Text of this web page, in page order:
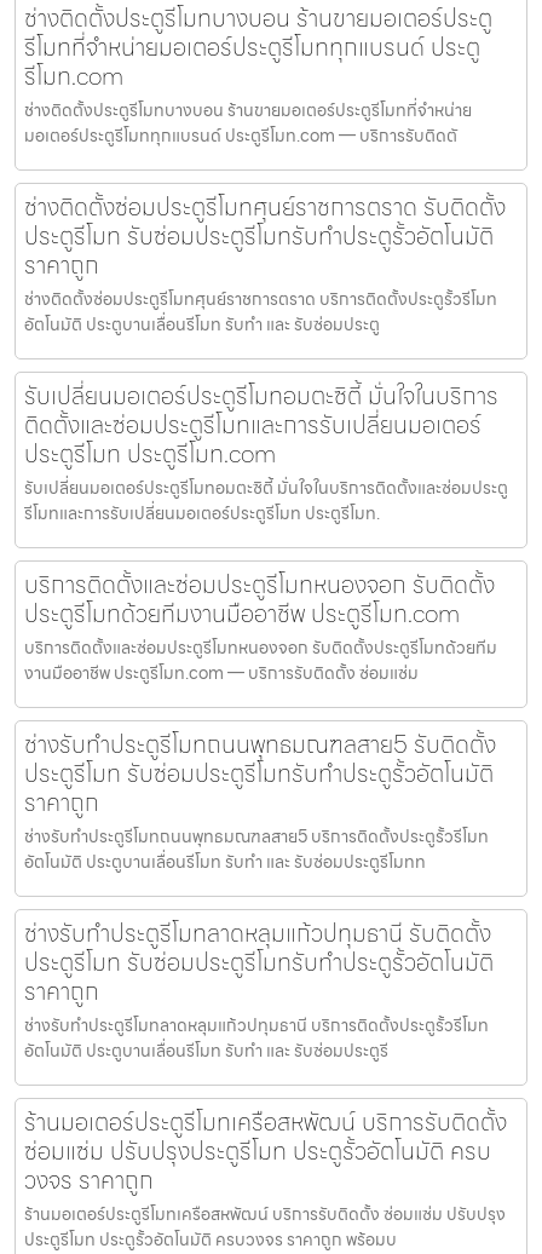
ช่างติดตั้งประตูรีโมทบางบอน ร้านขายมอเตอร์ประตู
รีโมทที่จำหน่ายมอเตอร์ประตูรีโมททุกแบรนด์ ประตู
รีโมท.com
ช่างติดตั้งประตูรีโมทบางบอน ร้านขายมอเตอร์ประตูรีโมทที่จำหน่าย
มอเตอร์ประตูรีโมททุกแบรนด์ ประตูรีโมท.com — บริการรับติดตั
ช่างติดตั้งซ่อมประตูรีโมทศุนย์ราชการตราด รับติดตั้ง
ประตูรีโมท รับซ่อมประตูรีโมทรับทำประตูรั้วอัตโนมัติ
ราคาถูก
ช่างติดตั้งซ่อมประตูรีโมทศุนย์ราชการตราด บริการติดตั้งประตูรั้วรีโมท
อัตโนมัติ ประตูบานเลื่อนรีโมท รับทำ และ รับซ่อมประตู
รับเปลี่ยนมอเตอร์ประตูรีโมทอมตะซิตี้ มั่นใจในบริการ
ติดตั้งและซ่อมประตูรีโมทและการรับเปลี่ยนมอเตอร์
ประตูรีโมท ประตูรีโมท.com
รับเปลี่ยนมอเตอร์ประตูรีโมทอมตะซิตี้ มั่นใจในบริการติดตั้งและซ่อมประตู
รีโมทและการรับเปลี่ยนมอเตอร์ประตูรีโมท ประตูรีโมท.
บริการติดตั้งและซ่อมประตูรีโมทหนองจอก รับติดตั้ง
ประตูรีโมทด้วยทีมงานมืออาชีพ ประตูรีโมท.com
บริการติดตั้งและซ่อมประตูรีโมทหนองจอก รับติดตั้งประตูรีโมทด้วยทีม
งานมืออาชีพ ประตูรีโมท.com — บริการรับติดตั้ง ซ่อมแซ่ม
ช่างรับทำประตูรีโมทถนนพุทธมณฑลสาย5 รับติดตั้ง
ประตูรีโมท รับซ่อมประตูรีโมทรับทำประตูรั้วอัตโนมัติ
ราคาถูก
ช่างรับทำประตูรีโมทถนนพุทธมณฑลสาย5 บริการติดตั้งประตูรั้วรีโมท
อัตโนมัติ ประตูบานเลื่อนรีโมท รับทำ และ รับซ่อมประตูรีโมทท
ช่างรับทำประตูรีโมทลาดหลุมแก้วปทุมธานี รับติดตั้ง
ประตูรีโมท รับซ่อมประตูรีโมทรับทำประตูรั้วอัตโนมัติ
ราคาถูก
ช่างรับทำประตูรีโมทลาดหลุมแก้วปทุมธานี บริการติดตั้งประตูรั้วรีโมท
อัตโนมัติ ประตูบานเลื่อนรีโมท รับทำ และ รับซ่อมประตูรี
ร้านมอเตอร์ประตูรีโมทเครือสหพัฒน์ บริการรับติดตั้ง
ซ่อมแซ่ม ปรับปรุงประตูรีโมท ประตูรั้วอัตโนมัติ ครบ
วงจร ราคาถูก
ร้านมอเตอร์ประตูรีโมทเครือสหพัฒน์ บริการรับติดตั้ง ซ่อมแซ่ม ปรับปรุง
ประตูรีโมท ประตูรั้วอัตโนมัติ ครบวงจร ราคาถูก พร้อมบ